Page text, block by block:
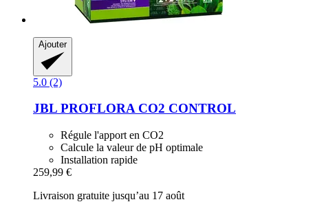
Ajouter
5.0 (2)
JBL PROFLORA CO2 CONTROL
Régule l'apport en CO2
Calcule la valeur de pH optimale
Installation rapide
259,99 €
Livraison gratuite jusqu’au 17 août